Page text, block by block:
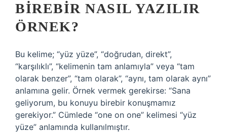
BIREBIR NASIL YAZILIR
ÖRNEK?
Bu kelime; “yüz yüze”, “doğrudan, direkt”,
“karşılıklı”, “kelimenin tam anlamıyla” veya “tam
olarak benzer”, “tam olarak”, “aynı, tam olarak aynı”
anlamına gelir. Örnek vermek gerekirse: “Sana
geliyorum, bu konuyu birebir konuşmamız
gerekiyor.” Cümlede “one on one” kelimesi “yüz
yüze” anlamında kullanılmıştır.